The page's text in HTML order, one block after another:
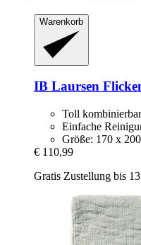
Warenkorb
IB Laursen
Toll kombinierbar
Einfache
Größe: 170 x
€ 110,99
Gratis Zustellung bis